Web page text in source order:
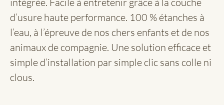
d’usure haute performance. 100 % étanches à
l’eau, à l’épreuve de nos chers enfants et de nos
animaux de compagnie. Une solution efficace et
simple d’installation par simple clic sans colle ni
clous.